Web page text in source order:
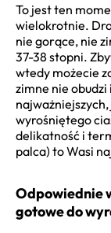
To jest ten
wielokrotnie.
nie gorące, nie
37-38 stopni.
wtedy możecie
zimne nie obudzi
wyrośniętego
delikatność i
palca) to Wasi
Odpowiednie
gotowe do